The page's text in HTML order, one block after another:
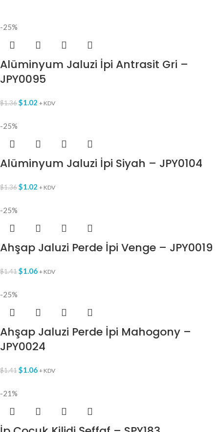
-25%
Alüminyum Jaluzi İpi Antrasit Gri –
JPY0095
$1.36$1.02 + KDV
-25%
Alüminyum Jaluzi İpi Siyah – JPY0104
$1.36$1.02 + KDV
-25%
Ahşap Jaluzi Perde İpi Venge – JPY0019
$1.41$1.06 + KDV
-25%
Ahşap Jaluzi Perde İpi Mahogony –
JPY0024
$1.41$1.06 + KDV
-21%